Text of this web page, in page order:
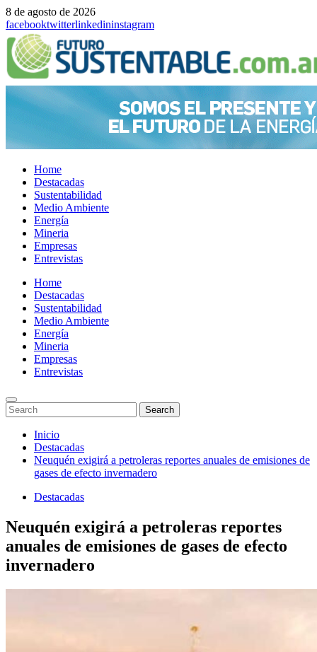
8 de agosto de 2026
facebooktwitterlinkedininstagram
Home
Destacadas
Sustentabilidad
Medio Ambiente
Energía
Mineria
Empresas
Entrevistas
Menu
Home
Destacadas
Sustentabilidad
Medio Ambiente
Energía
Mineria
Empresas
Entrevistas
Enter
Keyword
Search
for:
Search
Search
Saltar
contenido
Inicio
Destacadas
Neuquén exigirá a petroleras reportes anuales de emisiones de
gases de efecto invernadero
Destacadas
Neuquén exigirá a petroleras reportes
anuales de emisiones de gases de efecto
invernadero